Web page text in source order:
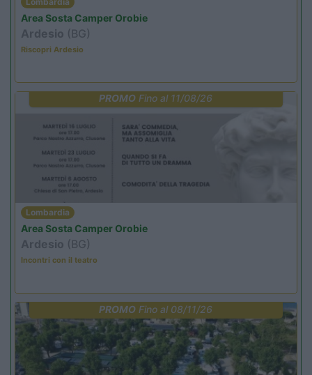
Area Sosta Camper Orobie
Ardesio (BG)
Riscopri Ardesio
PROMO Fino al 11/08/26
Lombardia
Area Sosta Camper Orobie
Ardesio (BG)
Incontri con il teatro
PROMO Fino al 08/11/26